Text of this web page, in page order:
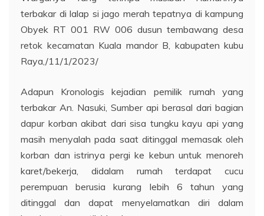
terbakar di lalap si jago merah tepatnya di kampung
Obyek RT 001 RW 006 dusun tembawang desa
retok kecamatan Kuala mandor B, kabupaten kubu
Raya,/11/1/2023/
Adapun Kronologis kejadian pemilik rumah yang
terbakar An. Nasuki, Sumber api berasal dari bagian
dapur korban akibat dari sisa tungku kayu api yang
masih menyalah pada saat ditinggal memasak oleh
korban dan istrinya pergi ke kebun untuk menoreh
karet/bekerja, didalam rumah terdapat cucu
perempuan berusia kurang lebih 6 tahun yang
ditinggal dan dapat menyelamatkan diri dalam